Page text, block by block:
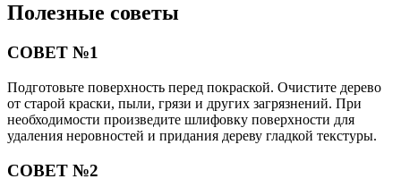
Полезные советы
СОВЕТ №1
Подготовьте поверхность перед покраской. Очистите дерево
от старой краски, пыли, грязи и других загрязнений. При
необходимости произведите шлифовку поверхности для
удаления неровностей и придания дереву гладкой текстуры.
СОВЕТ №2